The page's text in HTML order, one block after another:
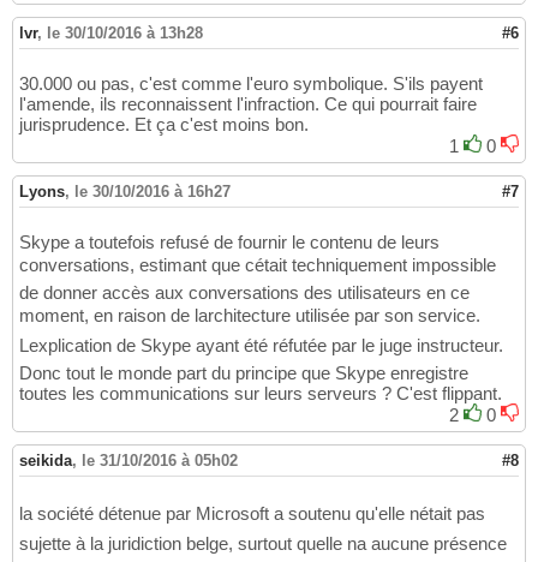
lvr, le 30/10/2016 à 13h28 #6
30.000 ou pas, c'est comme l'euro symbolique. S'ils payent
l'amende, ils reconnaissent l'infraction. Ce qui pourrait faire
jurisprudence. Et ça c'est moins bon.
1
0
Lyons, le 30/10/2016 à 16h27 #7
Skype a toutefois refusé de fournir le contenu de leurs
conversations, estimant que cétait techniquement impossible
de donner accès aux conversations des utilisateurs en ce
moment, en raison de larchitecture utilisée par son service.
Lexplication de Skype ayant été réfutée par le juge instructeur.
Donc tout le monde part du principe que Skype enregistre
toutes les communications sur leurs serveurs ? C'est flippant.
2
0
seikida, le 31/10/2016 à 05h02 #8
la société détenue par Microsoft a soutenu qu'elle nétait pas
sujette à la juridiction belge, surtout quelle na aucune présence